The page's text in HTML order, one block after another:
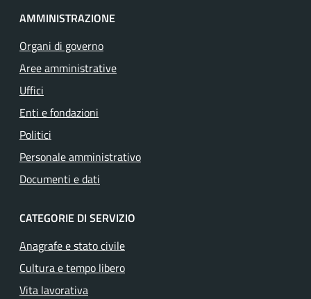
AMMINISTRAZIONE
Organi di governo
Aree amministrative
Uffici
Enti e fondazioni
Politici
Personale amministrativo
Documenti e dati
CATEGORIE DI SERVIZIO
Anagrafe e stato civile
Cultura e tempo libero
Vita lavorativa